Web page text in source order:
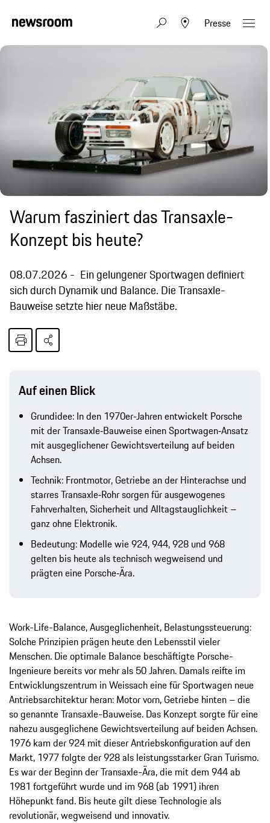
Presse
Warum fasziniert das Transaxle-
Konzept bis heute?
08.07.2026
Ein gelungener Sportwagen definiert
sich durch Dynamik und Balance. Die Transaxle-
Bauweise setzte hier neue Maßstäbe.
Auf einen Blick
Grundidee: In den 1970er‑Jahren entwickelt Porsche
mit der Transaxle‑Bauweise einen Sportwagen‑Ansatz
mit ausgeglichener Gewichtsverteilung auf beiden
Achsen.
Technik: Frontmotor, Getriebe an der Hinterachse und
starres Transaxle‑Rohr sorgen für ausgewogenes
Fahrverhalten, Sicherheit und Alltagstauglichkeit –
ganz ohne Elektronik.
Bedeutung: Modelle wie 924, 944, 928 und 968
gelten bis heute als technisch wegweisend und
prägten eine Porsche‑Ära.
Work-Life-Balance, Ausgeglichenheit, Belastungssteuerung:
Solche Prinzipien prägen heute den Lebensstil vieler
Menschen. Die optimale Balance beschäftigte Porsche-
Ingenieure bereits vor mehr als 50 Jahren. Damals reifte im
Entwicklungszentrum in Weissach eine für Sportwagen neue
Antriebsarchitektur heran: Motor vorn, Getriebe hinten – die
so genannte Transaxle-Bauweise. Das Konzept sorgte für eine
nahezu ausgeglichene Gewichtsverteilung auf beiden Achsen.
1976 kam der 924 mit dieser Antriebskonfiguration auf den
Markt, 1977 folgte der 928 als leistungsstarker Gran Turismo.
Es war der Beginn der Transaxle-Ära, die mit dem 944 ab
1981 fortgeführt wurde und im 968 (ab 1991) ihren
Höhepunkt fand. Bis heute gilt diese Technologie als
revolutionär, wegweisend und innovativ.